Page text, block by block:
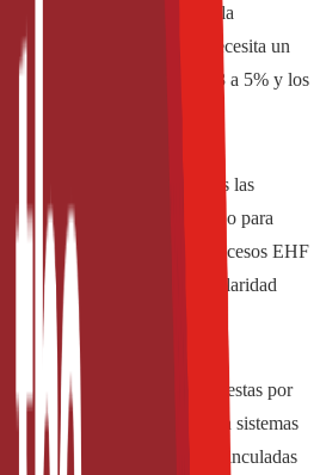
en aproximadamente 5%, la
de 15 hasta 30%, se necesita un
puede ser mejorada en un 3 a 5% y los
disminuyen entre 8 y 12%.
están disponibles para todas las
para refrescos carbonatados o para
de la botella para procesos EHF
rendimiento altos. Y su popularidad
de todas las líneas compuestas por
para botellas PET eran sistemas
líneas con máquinas no vinculadas